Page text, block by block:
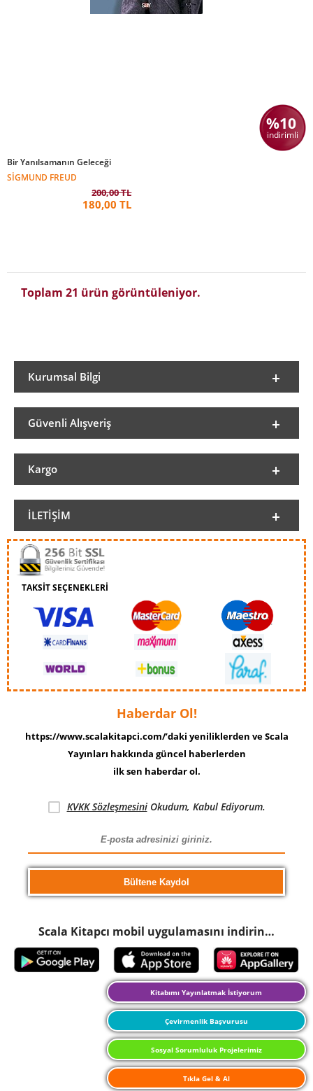
%10
indirimli
Bir Yanılsamanın Geleceği
SIGMUND FREUD
200,00 TL
180,00 TL
Toplam 21 ürün görüntüleniyor.
Kurumsal Bilgi
Güvenli Alışveriş
Kargo
İLETIŞIM
TAKSİT SEÇENEKLERİ
Haberdar Ol!
https://www.scalakitapci.com/’daki yeniliklerden ve Scala
Yayınları hakkında güncel haberlerden
ilk sen haberdar ol.
KVKK SözleşmesiniOkudum, Kabul Ediyorum.
Scala Kitapcı mobil uygulamasını indirin…
Kitabımı Yayınlatmak İstiyorum
Çevirmenlik Başvurusu
Sosyal Sorumluluk Projelerimiz
Tıkla Gel & Al